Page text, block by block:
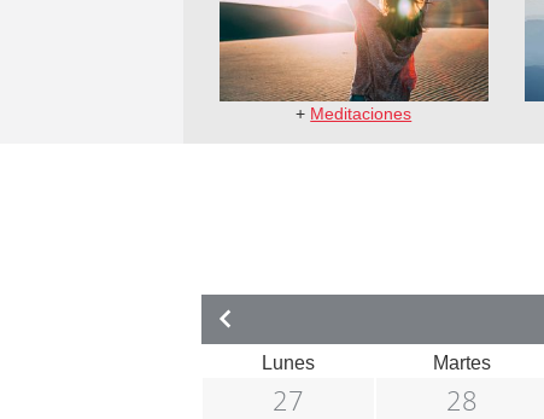
+ Meditaciones
Lunes Martes
27 28